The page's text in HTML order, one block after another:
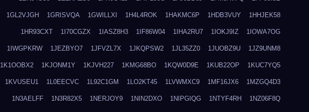
1GL2VJGH 1GRISVQA 1GWILLXI 1H4L4ROK 1HAKMC6P 1HDB3VUY 1HHJEK58
1HR93CXT 1I70CGZX 1IASZ8H3 1IF86W04 1IHA2RU7 1IOKJ9IZ 1IOWA7OG
1IWGPKRW 1JEZBYO7 1JFVZL7X 1JKQPSW2 1JL35ZZ0 1JUOBZ9U 1JZ9UNM8
1K1OOBX2 1KJONM1Y 1KJVH227 1KMG68BO 1KQW0D9E 1KUB22OP 1KUC7YQ5
1KVUSEU1 1L0EECVC 1L92C1GM 1LO2KT45 1LVWMXC9 1MF16JX6 1MZGQ4D3
1N3AELFF 1N3R82X5 1NERJOY9 1NIN2DXO 1NIPGIQG 1NTYF4RH 1NZ06F8Q